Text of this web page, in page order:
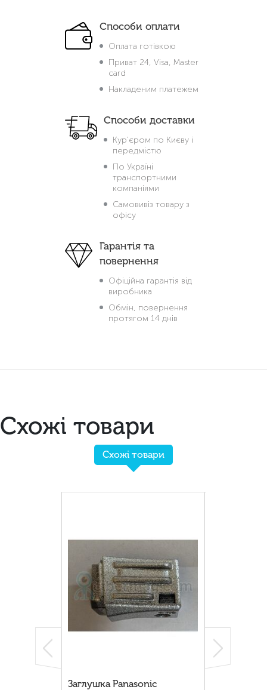
Способи оплати
Оплата готівкою
Приват 24, Visa, Master
card
Накладеним платежем
Способи доставки
Кур'єром по Києву і
передмістю
По Україні
транспортними
компаніями
Самовивіз товару з
офісу
Гарантія та
повернення
Офіційна гарантія від
виробника
Обмін, повернення
протягом 14 днів
Схожі товари
Схожі товари
Заглушка Panasonic